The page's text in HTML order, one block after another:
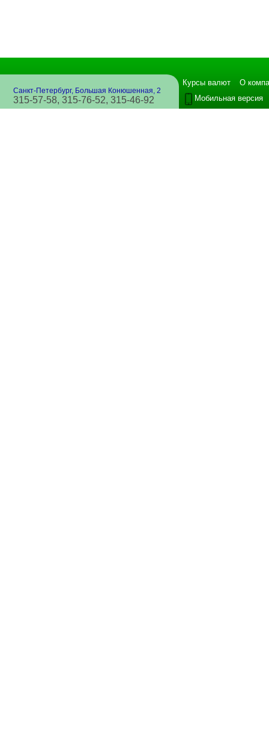
Санкт-Петербург, Большая Конюшенная, 2
315-57-58, 315-76-52, 315-46-92
Курсы валют
О
Мобильная версия